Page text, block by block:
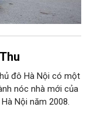
đô Hà Nội có một
nóc nhà mới của
Nội năm 2008.